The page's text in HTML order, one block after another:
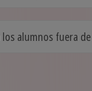
los alumnos fuera